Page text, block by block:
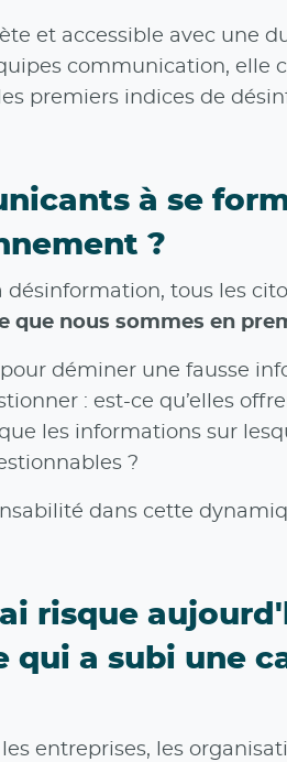
et accessible avec une
communication, elle
premiers indices de
à se
?
tous les
nous sommes en
déminer une fausse
: est-ce qu’elles
les informations sur
?
dans cette
risque
qui a subi une
entreprises, les